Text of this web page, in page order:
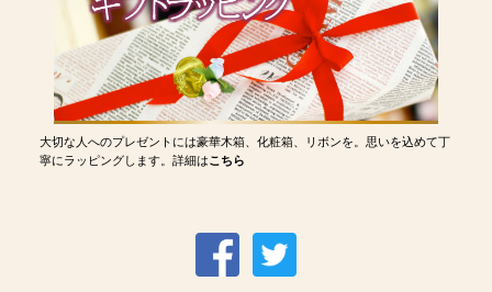
大切な人へのプレゼントには豪華木箱、化粧箱、リボンを。思いを込めて丁
寧にラッピングします。詳細はこちら